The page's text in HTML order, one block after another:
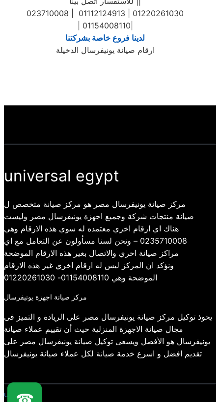
023710008 | 01112124913 | 01220261030
| 01154008110|
لدينا فروع خاصة بشركتنا
ارقام صيانة يونيفرسال الدخيلة
universal egypt
مركز صيانة يونيفرسال مصر هو مركز صيانة متخصص ل
صيانة منتجات شركة وجميع اجهزة يونيفرسال مصر وليست
هناك اي ارقام اخري معتمده له سوي هذه الارقام وهي
0235710008 – ونحن لسنا مسأولون عن التعامل مع اي
مراكز صيانة اخري والاتصال بغير هذه الارقام الموضحة
ونؤكد ان المركز ليس له ارقام اخري غير هذه الارقام
الموضحة وهي 01154008110- 01220261030
مركز صيانة اجهزة يونيفرسال
يحوذ توكيل مركز صيانة يونيفرسال مصر على الريادة و التميز فى
مجال صيانة الاجهزة المنزلية حيث أن تقييم عملاء صيانة
يونيفرسال هو الأفضل ويسعى توكيل صيانة يونيفرسال مصر على
تقديم افضل و اسرع خدمة صيانة لكل عملاء صيانة يونيفرسال
universal